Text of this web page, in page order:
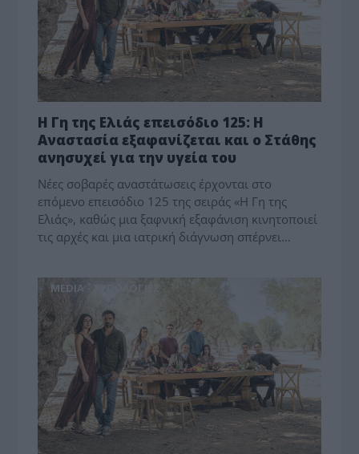
Η Γη της Ελιάς επεισόδιο 125: Η
Αναστασία εξαφανίζεται και ο Στάθης
ανησυχεί για την υγεία του
Νέες σοβαρές αναστάτωσεις έρχονται στο
επόμενο επεισόδιο 125 της σειράς «Η Γη της
Ελιάς», καθώς μια ξαφνική εξαφάνιση κινητοποιεί
τις αρχές και μια ιατρική διάγνωση σπέρνει…
MEDIA - ΤΥΠΟΛΟΓΙΕΣ